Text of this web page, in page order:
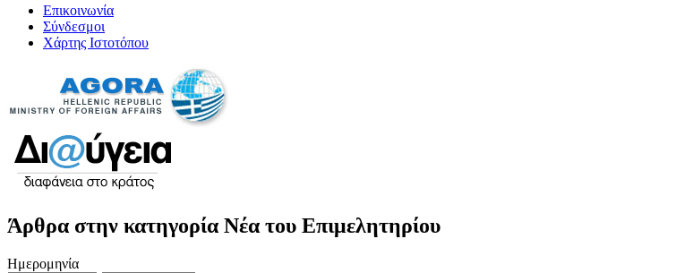
Επικοινωνία
Σύνδεσμοι
Χάρτης Ιστοτόπου
Άρθρα στην κατηγορία Νέα του Επιμελητηρίου
Ημερομηνία